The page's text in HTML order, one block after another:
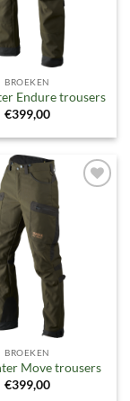
BROEKEN
Endure trousers
€399,00
verlanglijst
BROEKEN
Move trousers
€399,00